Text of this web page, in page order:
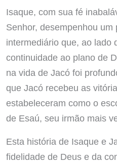
Isaque, com sua fé
Senhor, desempenhou um
intermediário que, ao lado
continuidade ao plano de
na vida de Jacó foi
que Jacó recebeu as
estabeleceram como o
de Esaú, seu irmão mais
Esta história de Isaque e
fidelidade de Deus e da